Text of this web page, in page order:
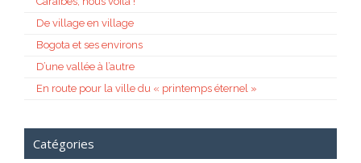
De village en village
Bogota et ses environs
D’une vallée à l’autre
En route pour la ville du « printemps éternel »
Catégories